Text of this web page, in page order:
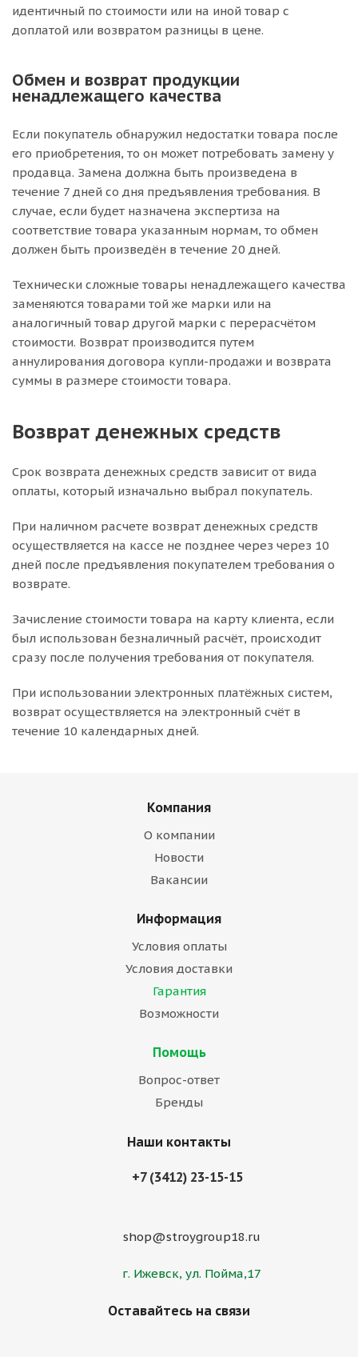
идентичный по стоимости или на иной товар с
доплатой или возвратом разницы в цене.
Обмен и возврат продукции
ненадлежащего качества
Если покупатель обнаружил недостатки товара после
его приобретения, то он может потребовать замену у
продавца. Замена должна быть произведена в
течение 7 дней со дня предъявления требования. В
случае, если будет назначена экспертиза на
соответствие товара указанным нормам, то обмен
должен быть произведён в течение 20 дней.
Технически сложные товары ненадлежащего качества
заменяются товарами той же марки или на
аналогичный товар другой марки с перерасчётом
стоимости. Возврат производится путем
аннулирования договора купли-продажи и возврата
суммы в размере стоимости товара.
Возврат денежных средств
Срок возврата денежных средств зависит от вида
оплаты, который изначально выбрал покупатель.
При наличном расчете возврат денежных средств
осуществляется на кассе не позднее через через 10
дней после предъявления покупателем требования о
возврате.
Зачисление стоимости товара на карту клиента, если
был использован безналичный расчёт, происходит
сразу после получения требования от покупателя.
При использовании электронных платёжных систем,
возврат осуществляется на электронный счёт в
течение 10 календарных дней.
Компания
О компании
Новости
Вакансии
Информация
Условия оплаты
Условия доставки
Гарантия
Возможности
Помощь
Вопрос-ответ
Бренды
Наши контакты
+7 (3412) 23-15-15
shop@stroygroup18.ru
г. Ижевск, ул. Пойма,17
Оставайтесь на связи